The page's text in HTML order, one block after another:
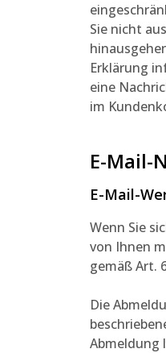
Sie nicht
Erklärung
eine
im
E-Mail-
E-Mail-
Wenn Sie
von Ihnen
gemäß Art.
Die
Abmeldung